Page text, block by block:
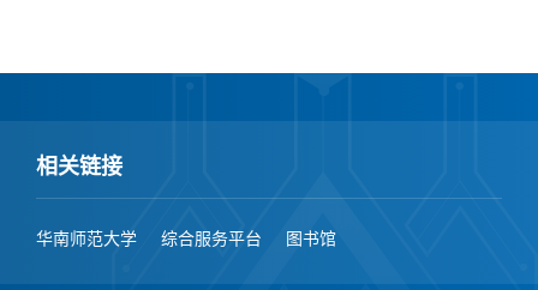
相关链接
华南师范大学 综合服务平台 图书馆